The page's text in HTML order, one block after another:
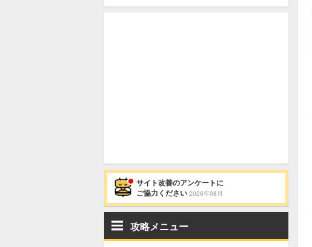
サイト改善のアンケートに
ご協力ください 2026年08月
攻略メニュー